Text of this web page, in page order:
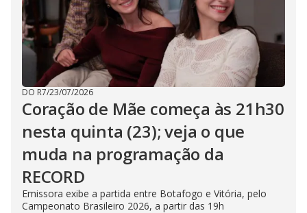
DO R7/23/07/2026
Coração de Mãe começa às 21h30
nesta quinta (23); veja o que
muda na programação da
RECORD
Emissora exibe a partida entre Botafogo e Vitória, pelo
Campeonato Brasileiro 2026, a partir das 19h